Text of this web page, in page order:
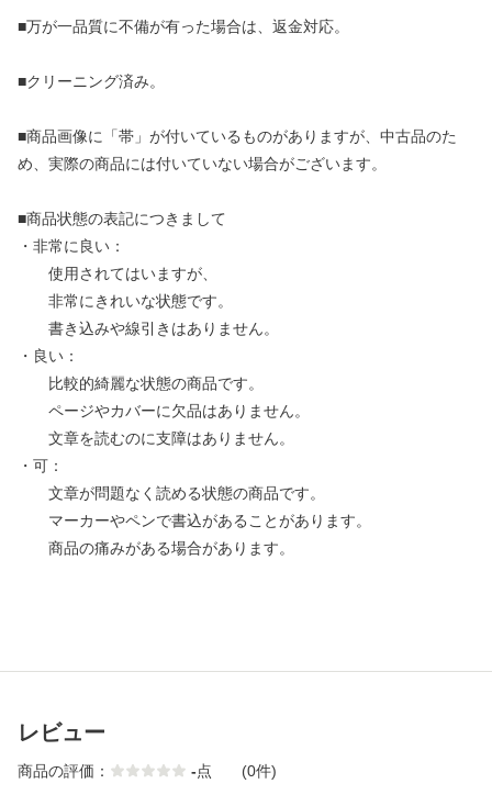
■万が一品質に不備が有った場合は、返金対応。
■クリーニング済み。
■商品画像に「帯」が付いているものがありますが、中古品のた
め、実際の商品には付いていない場合がございます。
■商品状態の表記につきまして
・非常に良い：
使用されてはいますが、
非常にきれいな状態です。
書き込みや線引きはありません。
・良い：
比較的綺麗な状態の商品です。
ページやカバーに欠品はありません。
文章を読むのに支障はありません。
・可：
文章が問題なく読める状態の商品です。
マーカーやペンで書込があることがあります。
商品の痛みがある場合があります。
レビュー
商品の評価： -点 (0件)